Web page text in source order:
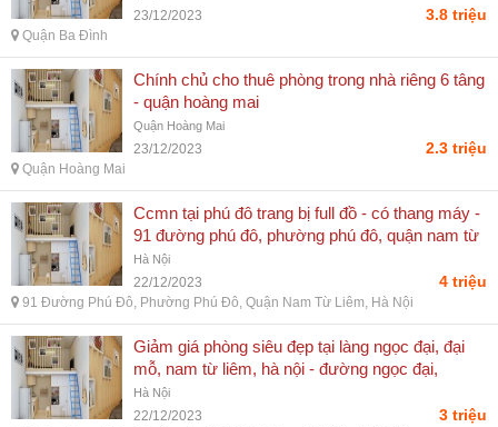
23/12/2023 3.8 triệu
Quận Ba Đình
Chính chủ cho thuê phòng trong nhà riêng 6 tâng
- quận hoàng mai
Quận Hoàng Mai
23/12/2023 2.3 triệu
Quận Hoàng Mai
Ccmn tại phú đô trang bị full đồ - có thang máy -
91 đường phú đô, phường phú đô, quận nam từ
liêm, hà nội
Hà Nội
22/12/2023 4 triệu
91 Đường Phú Đô, Phường Phú Đô, Quận Nam Từ Liêm, Hà Nội
Giảm giá phòng siêu đẹp tại làng ngọc đại, đại
mỗ, nam từ liêm, hà nội - đường ngọc đại,
phường đại mỗ, quận nam từ liêm, hà nội
Hà Nội
22/12/2023 3 triệu